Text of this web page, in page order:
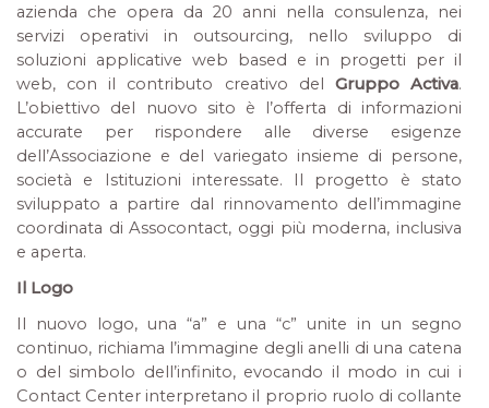
azienda che opera da 20 anni nella consulenza, nei
servizi operativi in outsourcing, nello sviluppo di
soluzioni applicative web based e in progetti per il
web, con il contributo creativo del Gruppo Activa.
L’obiettivo del nuovo sito è l’offerta di informazioni
accurate per rispondere alle diverse esigenze
dell’Associazione e del variegato insieme di persone,
società e Istituzioni interessate. Il progetto è stato
sviluppato a partire dal rinnovamento dell’immagine
coordinata di Assocontact, oggi più moderna, inclusiva
e aperta.
Il Logo
Il nuovo logo, una “a” e una “c” unite in un segno
continuo, richiama l’immagine degli anelli di una catena
o del simbolo dell’infinito, evocando il modo in cui i
Contact Center interpretano il proprio ruolo di collante